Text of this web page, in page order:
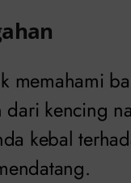
memahami
dari kencing
kebal